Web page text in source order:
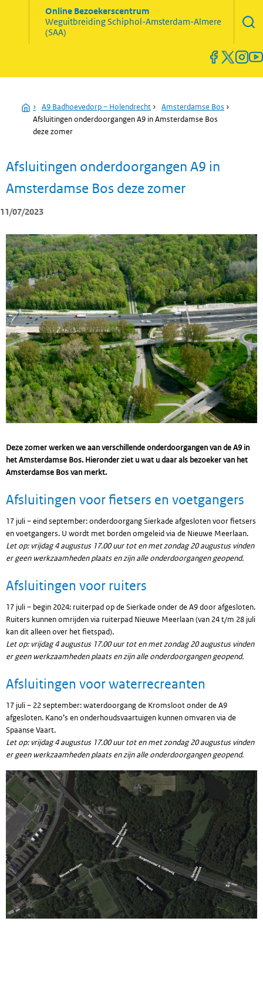
Online Bezoekerscentrum
WeguitbreidingSchiphol-Amsterdam-Almere
(SAA)
Home
› A9 Badhoevedorp – Holendrecht › Amsterdamse Bos ›
Afsluitingen onderdoorgangen A9 in Amsterdamse Bos
deze zomer
Afsluitingen onderdoorgangen A9 in
Amsterdamse Bos deze zomer
11/07/2023
Deze zomer werken we aan verschillende onderdoorgangen van de A9 in
het Amsterdamse Bos. Hieronder ziet u wat u daar als bezoeker van het
Amsterdamse Bos van merkt.
Afsluitingen voor fietsers en voetgangers
17 juli – eind september: onderdoorgang Sierkade afgesloten voor fietsers
en voetgangers. U wordt met borden omgeleid via de Nieuwe Meerlaan.
Let op: vrijdag 4 augustus 17.00 uur tot en met zondag 20 augustus vinden
er geen werkzaamheden plaats en zijn alle onderdoorgangen geopend.
Afsluitingen voor ruiters
17 juli – begin 2024: ruiterpad op de Sierkade onder de A9 door afgesloten.
Ruiters kunnen omrijden via ruiterpad Nieuwe Meerlaan (van 24 t/m 28 juli
kan dit alleen over het fietspad).
Let op: vrijdag 4 augustus 17.00 uur tot en met zondag 20 augustus vinden
er geen werkzaamheden plaats en zijn alle onderdoorgangen geopend.
Afsluitingen voor waterrecreanten
17 juli – 22 september: waterdoorgang de Kromsloot onder de A9
afgesloten. Kano’s en onderhoudsvaartuigen kunnen omvaren via de
Spaanse Vaart.
Let op: vrijdag 4 augustus 17.00 uur tot en met zondag 20 augustus vinden
er geen werkzaamheden plaats en zijn alle onderdoorgangen geopend.